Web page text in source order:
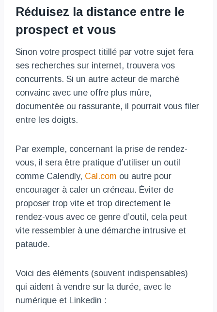
Réduisez la distance entre le
prospect et vous
Sinon votre prospect titillé par votre sujet fera
ses recherches sur internet, trouvera vos
concurrents. Si un autre acteur de marché
convainc avec une offre plus mûre,
documentée ou rassurante, il pourrait vous filer
entre les doigts.
Par exemple, concernant la prise de rendez-
vous, il sera être pratique d’utiliser un outil
comme Calendly, Cal.com ou autre pour
encourager à caler un créneau. Éviter de
proposer trop vite et trop directement le
rendez-vous avec ce genre d’outil, cela peut
vite ressembler à une démarche intrusive et
pataude.
Voici des éléments (souvent indispensables)
qui aident à vendre sur la durée, avec le
numérique et Linkedin :